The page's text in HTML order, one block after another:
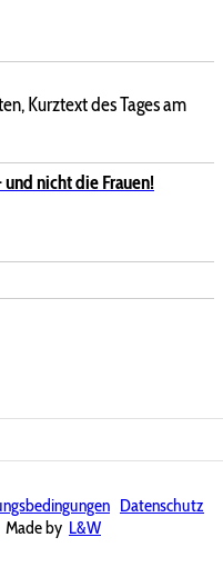
Kurztext des Tages am
nicht die Frauen!
Datenschutz
Made by L&W